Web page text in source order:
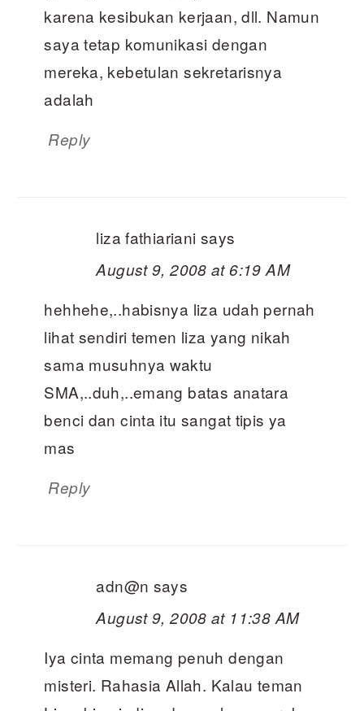
karena kesibukan kerjaan, dll. Namun
saya tetap komunikasi dengan
mereka, kebetulan sekretarisnya
adalah
Reply
liza fathiariani says
August 9, 2008 at 6:19 AM
hehhehe,..habisnya liza udah pernah
lihat sendiri temen liza yang nikah
sama musuhnya waktu
SMA,..duh,..emang batas anatara
benci dan cinta itu sangat tipis ya
mas
Reply
adn@n says
August 9, 2008 at 11:38 AM
Iya cinta memang penuh dengan
misteri. Rahasia Allah. Kalau teman